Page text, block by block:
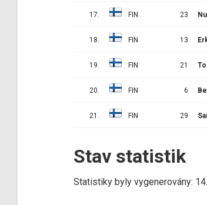
17. FIN 23
18. FIN 13
19. FIN 21
20. FIN 6
21. FIN 29
Stav statistik
Statistiky byly vygenerovány: